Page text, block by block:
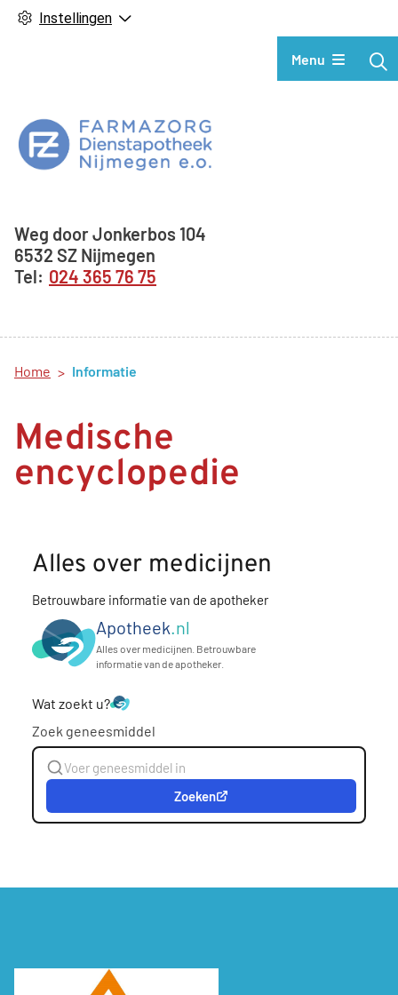
Instellingen
Hoofdmenu
Menu
Adresgegevens
Weg door Jonkerbos 104
6532 SZ Nijmegen
024 365 76 75
Home Informatie
Medische
encyclopedie
Alles over medicijnen
Betrouwbare informatie van de apotheker
Apotheek .nl
Alles over medicijnen. Betrouwbare
informatie van de apotheker.
Wat zoekt u?
Zoek geneesmiddel
Zoeken